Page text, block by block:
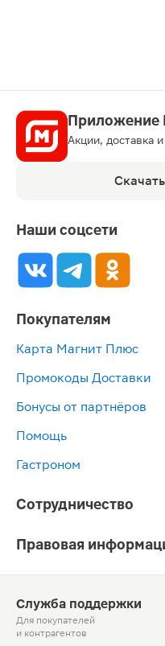
Приложение
Акции, доставка
Наши соцсети
Покупателям
Карта Магнит Плюс
Промокоды Доставки
Бонусы от партнёров
Помощь
Гастроном
Сотрудничество
Правовая
Служба поддержки
Для покупателей
и контрагентов